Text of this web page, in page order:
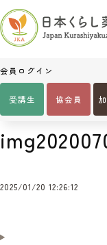
会員ログイン
受講生 協会員
Home
2025/01/20 12:26:12